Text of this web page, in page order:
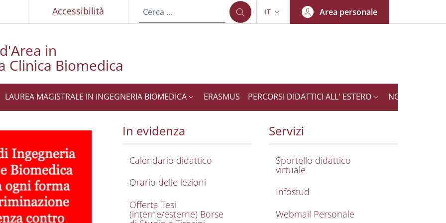
Accessibilità SELETTORE LINGUA: CURRENT LANGUAGE
IT Area personale
in
Clinica Biomedica
LAUREA MAGISTRALE IN INGEGNERIA BIOMEDICA ERASMUS PERCORSI DIDATTICI ALL' ESTERO NOTIZIE
Clinica Biomedica
(CAD) in Ingegneria Clinica e
In evidenza
Calendario didattico
Orario delle lezioni
Offerta Tesi
(interne/esterne) Borse
Servizi
Sportello didattico
virtuale
Infostud
Webmail Personale